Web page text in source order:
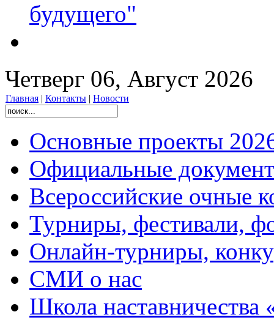
будущего"
Четверг 06, Август 2026
Главная | Контакты | Новости
Основные проекты
Официальные
Всероссийские очные
Турниры, фестивали,
Онлайн-турниры,
СМИ о нас
Школа